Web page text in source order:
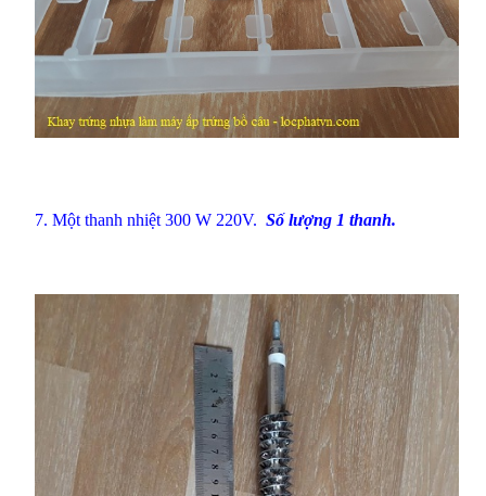
7. Một thanh nhiệt 300 W 220V. Số lượng 1 thanh.